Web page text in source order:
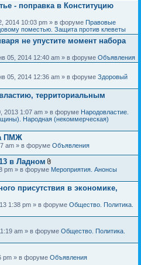
- поправка в Конституцию
2014 10:03 pm » в форуме Правовые
поместью. Защита против клеветы
не упустите момент набора
05, 2014 12:40 am » в форуме Объявления
05, 2014 12:36 am » в форуме Здоровый
территориальным
2013 1:07 am » в форуме Народовластие.
Народная (некоммерческая)
ПМЖ
am » в форуме Объявления
в Ладном
В
о
ж
н
и
я
pm » в форуме Мероприятия. Анонсы
присутствия в экономике,
1:38 pm » в форуме Общество. Политика.
am » в форуме Общество. Политика.
pm » в форуме Объявления